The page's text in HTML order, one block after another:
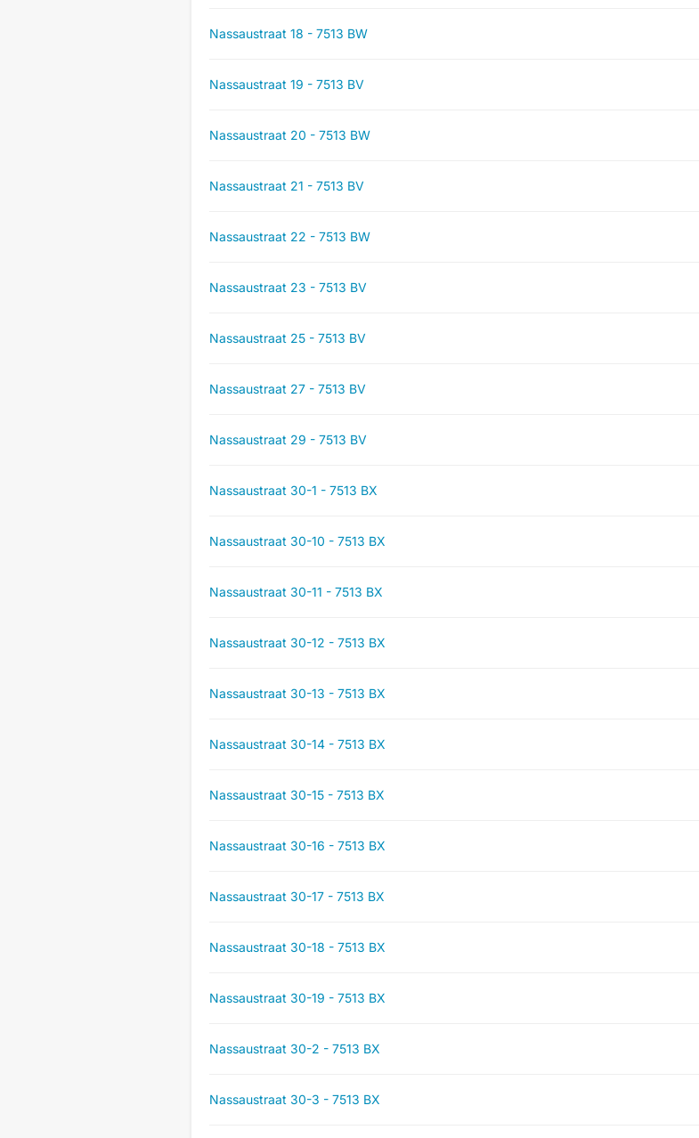
Nassaustraat 18 - 7513 BW
Nassaustraat 19 - 7513 BV
Nassaustraat 20 - 7513 BW
Nassaustraat 21 - 7513 BV
Nassaustraat 22 - 7513 BW
Nassaustraat 23 - 7513 BV
Nassaustraat 25 - 7513 BV
Nassaustraat 27 - 7513 BV
Nassaustraat 29 - 7513 BV
Nassaustraat 30-1 - 7513 BX
Nassaustraat 30-10 - 7513 BX
Nassaustraat 30-11 - 7513 BX
Nassaustraat 30-12 - 7513 BX
Nassaustraat 30-13 - 7513 BX
Nassaustraat 30-14 - 7513 BX
Nassaustraat 30-15 - 7513 BX
Nassaustraat 30-16 - 7513 BX
Nassaustraat 30-17 - 7513 BX
Nassaustraat 30-18 - 7513 BX
Nassaustraat 30-19 - 7513 BX
Nassaustraat 30-2 - 7513 BX
Nassaustraat 30-3 - 7513 BX